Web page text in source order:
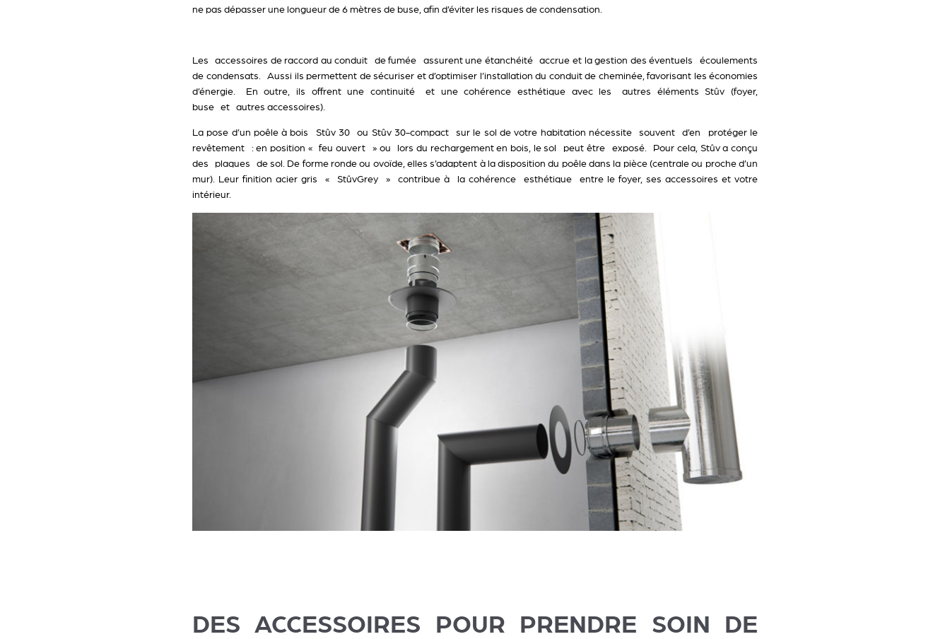
ne pas dépasser une longueur de 6 mètres de buse, afin d’éviter les risques de condensation.
Les accessoires de raccord au conduit de fumée assurent une étanchéité accrue et la gestion des éventuels écoulements
de condensats. Aussi ils permettent de sécuriser et d’optimiser l’installation du conduit de cheminée, favorisant les économies
d’énergie. En outre, ils offrent une continuité et une cohérence esthétique avec les autres éléments Stûv (foyer,
buse et autres accessoires).
La pose d’un poêle à bois Stûv 30 ou Stûv 30-compact sur le sol de votre habitation nécessite souvent d’en protéger le
revêtement : en position « feu ouvert » ou lors du rechargement en bois, le sol peut être exposé. Pour cela, Stûv a conçu
des plaques de sol . De forme ronde ou ovoïde, elles s’adaptent à la disposition du poêle dans la pièce (centrale ou proche d’un
mur). Leur finition acier gris « StûvGrey » contribue à la cohérence esthétique entre le foyer, ses accessoires et votre
intérieur.
DES ACCESSOIRES POUR PRENDRE SOIN DE